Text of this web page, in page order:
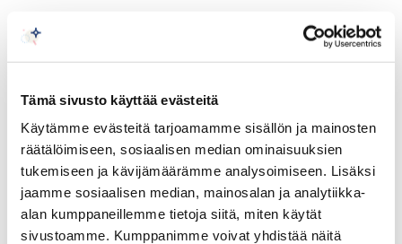
Tämä sivusto käyttää evästeitä
Käytämme evästeitä tarjoamamme sisällön ja mainosten
räätälöimiseen, sosiaalisen median ominaisuuksien
tukemiseen ja kävijämäärämme analysoimiseen. Lisäksi
jaamme sosiaalisen median, mainosalan ja analytiikka-
alan kumppaneillemme tietoja siitä, miten käytät
sivustoamme. Kumppanimme voivat yhdistää näitä
The Finland-India Business Association together
with the Embassy of India, Business Finland,
an evening event with companies from Startup
India.
Date: Thursday, November 21, 2019 at 17.30 –
19.50
Venue: Siipi 201, Messukeskus, Messuaukio 1,